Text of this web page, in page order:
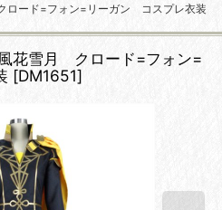
ロード=フォン=リーガン コスプレ衣装
花雪月 クロード=フォン=
[DM1651]